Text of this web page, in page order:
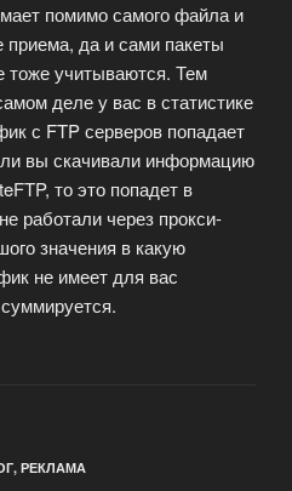
помимо самого файла и
приема, да и сами пакеты
тоже учитываются. Тем
деле у вас в статистике
с FTP серверов попадает
вы скачивали информацию
то это попадет в
работали через прокси-
значения в какую
не имеет для вас
, РЕКЛАМА